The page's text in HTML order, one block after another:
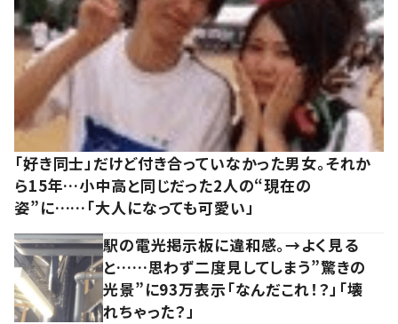
「好き同士」だけど付き合っていなかった男女。それか
ら15年…小中高と同じだった2人の“現在の
姿”に……「大人になっても可愛い」
駅の電光掲示板に違和感。→よく見る
と……思わず二度見してしまう”驚きの
光景”に93万表示「なんだこれ！？」「壊
れちゃった？」